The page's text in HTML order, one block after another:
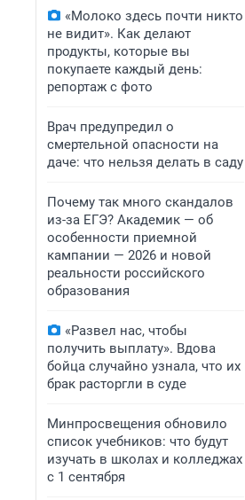
«Молоко здесь почти никто
не видит». Как делают
продукты, которые вы
покупаете каждый день:
репортаж с фото
Врач предупредил о
смертельной опасности на
даче: что нельзя делать в саду
Почему так много скандалов
из-за ЕГЭ? Академик — об
особенности приемной
кампании — 2026 и новой
реальности российского
образования
«Развел нас, чтобы
получить выплату». Вдова
бойца случайно узнала, что их
брак расторгли в суде
Минпросвещения обновило
список учебников: что будут
изучать в школах и колледжах
с 1 сентября